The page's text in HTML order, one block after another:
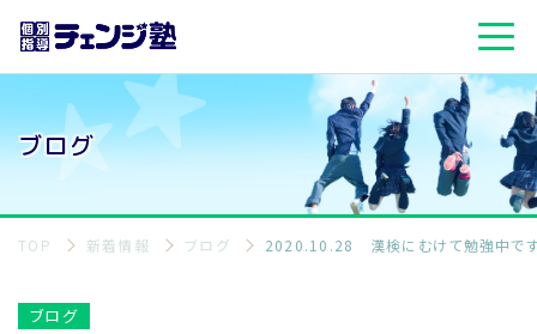
ブログ
TOP 新着情報 ブログ 2020.10.28 漢検にむけて勉強中で
ブログ